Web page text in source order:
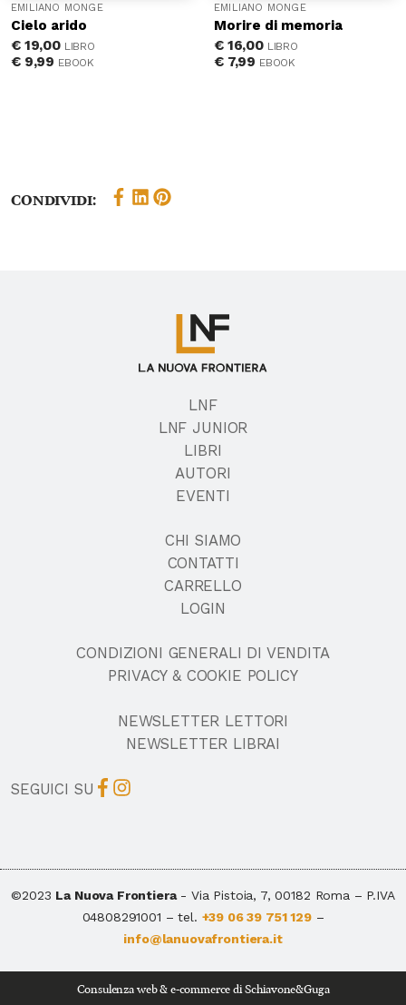
EMILIANO MONGE
Cielo arido
€19,00 LIBRO
€9,99 EBOOK
EMILIANO MONGE
Morire di memoria
€16,00 LIBRO
€7,99 EBOOK
Condividi:
LNF
LNF JUNIOR
LIBRI
AUTORI
EVENTI
CHI SIAMO
CONTATTI
CARRELLO
LOGIN
CONDIZIONI GENERALI DI VENDITA
PRIVACY & COOKIE POLICY
NEWSLETTER LETTORI
NEWSLETTER LIBRAI
SEGUICI SU
©2023 La Nuova Frontiera- Via Pistoia, 7, 00182 Roma – P.IVA
04808291001 – tel. +39 06 39 751 129–
info@lanuovafrontiera.it
Consulenza web & e-commerce di Schiavone&Guga